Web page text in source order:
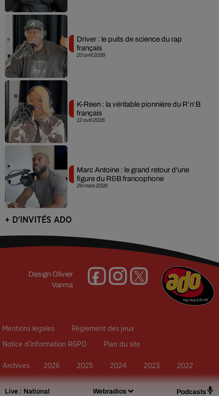
Live : National Webradios Podcasts
20 avril 2026
Driver : le puits de science du rap
français
12 avril 2026
K-Reen : la véritable pionnière du R’n’B
français
29 mars 2026
Marc Antoine : le grand retour d'une
figure du R&B francophone
+ D'INVITÉS ADO
Design Olivier
Varma
Mentions légales Règlement des jeux
Notice d’information RGPD Plan du site
Archives 2026 2025 2024 2023 2022